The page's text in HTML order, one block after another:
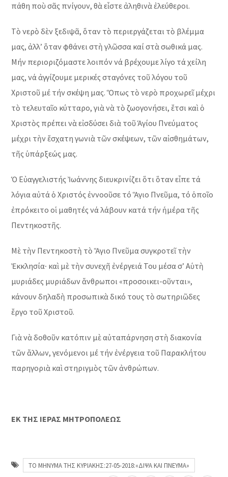
πάθη ποὺ σᾶς πνίγουν, θὰ εἶστε ἀληθινὰ ἐλεύθεροι.
Τὸ νερὸ δὲν ξεδιψᾶ, ὅταν τὸ περιεργάζεται τὸ βλέμμα
μας, ἀλλ’ ὅταν φθάνει στὴ γλῶσσα καί στὰ σωθικά μας.
Μήν περιοριζόμαστε λοιπόν νά βρέχουμε λίγο τά χείλη
μας, νά ἀγγίζουμε μερικές σταγόνες τοῦ λόγου τοῦ
Χριστοῦ μέ τήν σκέψη μας. Ὅπως τὸ νερὸ προχωρεῖ μέχρι
τὸ τελευταῖο κύτταρο, γιὰ νὰ τὸ ζωογονήσει, ἔτσι καὶ ὁ
Χριστὸς πρέπει νὰ εἰσδύσει διὰ τοῦ Ἁγίου Πνεύματος
μέχρι τὴν ἔσχατη γωνιὰ τῶν σκέψεων, τῶν αἰσθημάτων,
τῆς ὑπάρξεώς μας.
Ὁ Εὐαγγελιστής Ἰωάννης διευκρινίζει ὅτι ὅταν εἶπε τά
λόγια αὐτά ὁ Χριστός ἐννοοῦσε τό Ἅγιο Πνεῦμα, τό ὁποῖο
ἐπρόκειτο οἱ μαθητές νά λάβουν κατά τήν ἡμέρα τῆς
Πεντηκοστῆς.
Μὲ τὴν Πεντηκοστὴ τὸ Ἅγιο Πνεῦμα συγκροτεῖ τὴν
Ἐκκλησία∙ καὶ μὲ τὴν συνεχῆ ἐνέργειά Του μέσα σ’ Αὑτὴ
μυριάδες μυριάδων ἄνθρωποι «προσοικει-οῦνται»,
κάνουν δηλαδὴ προσωπικὰ δικό τους τὸ σωτηριῶδες
ἔργο τοῦ Χριστοῦ.
Γιὰ νὰ δοθοῦν κατόπιν μὲ αὐταπάρνηση στὴ διακονία
τῶν ἄλλων, γενόμενοι μέ τήν ἐνέργεια τοῦ Παρακλήτου
παρηγοριὰ καὶ στηριγμὸς τῶν ἀνθρώπων.
ΕΚ ΤΗΣ ΙΕΡΑΣ ΜΗΤΡΟΠΟΛΕΩΣ
ΤΟ ΜΗΝΥΜΑ ΤΗΣ ΚΥΡΙΑΚΗΣ:27-05-2018:«ΔΙΨΑ ΚΑΙ ΠΝΕΥΜΑ»